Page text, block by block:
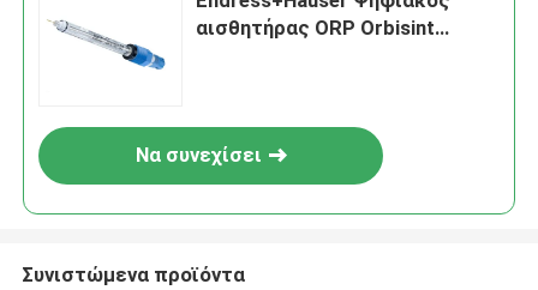
αισθητήρας ORP Orbisint
Να συνεχίσει
Συνιστώμενα προϊόντα